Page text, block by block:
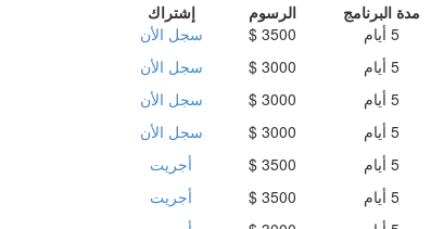
مدة البرنامج الرسوم
إشتراك
5 أيام 3500 $
سجل الأن
5 أيام 3000 $
سجل الأن
5 أيام 3000 $
سجل الأن
5 أيام 3000 $
سجل الأن
5 أيام 3500 $
أجريت
5 أيام 3500 $
أجريت